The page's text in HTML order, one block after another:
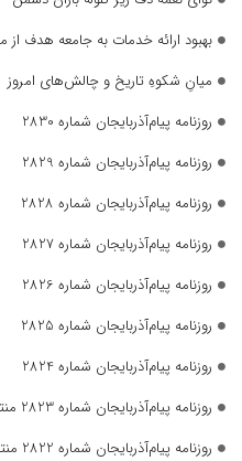
بهبود ارائه خدمات به جامعه هدف از
میانِ شکوهِ تاریخ و چالش‌های امروز
روزنامه پیام‌آذربایجان شماره 2830
روزنامه پیام‌آذربایجان شماره 2829
روزنامه پیام‌آذربایجان شماره 2828
روزنامه پیام‌آذربایجان شماره 2827
روزنامه پیام‌آذربایجان شماره 2826
روزنامه پیام‌آذربایجان شماره 2825
روزنامه پیام‌آذربایجان شماره 2824
روزنامه پیام‌آذربایجان شماره 2823 منتشر شد
روزنامه پیام‌آذربایجان شماره 2822 منتشر شد